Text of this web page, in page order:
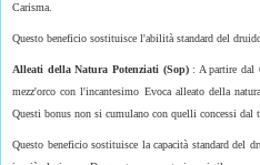
Carisma.
Questo beneficio sostituisce l'abilità standard del
Alleati della Natura Potenziati (Sop): A partire dal
mezz'orco con l'incantesimo Evoca alleato della
Questi bonus non si cumulano con quelli concessi dal
Questo beneficio sostituisce la capacità standard del